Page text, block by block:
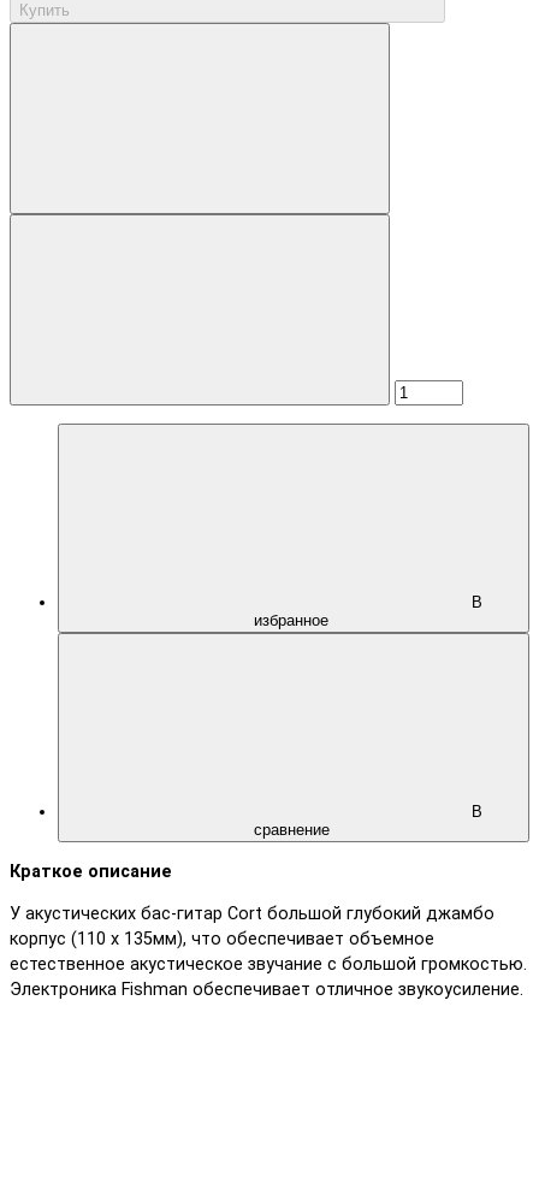
Купить
В
избранное
В
сравнение
Краткое описание
У акустических бас-гитар Cort большой глубокий джамбо
корпус (110 х 135мм), что обеспечивает объемное
естественное акустическое звучание с большой громкостью.
Электроника Fishman обеспечивает отличное звукоусиление.